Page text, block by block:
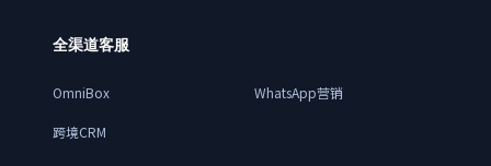
全渠道客服
OmniBox WhatsApp营销
跨境CRM